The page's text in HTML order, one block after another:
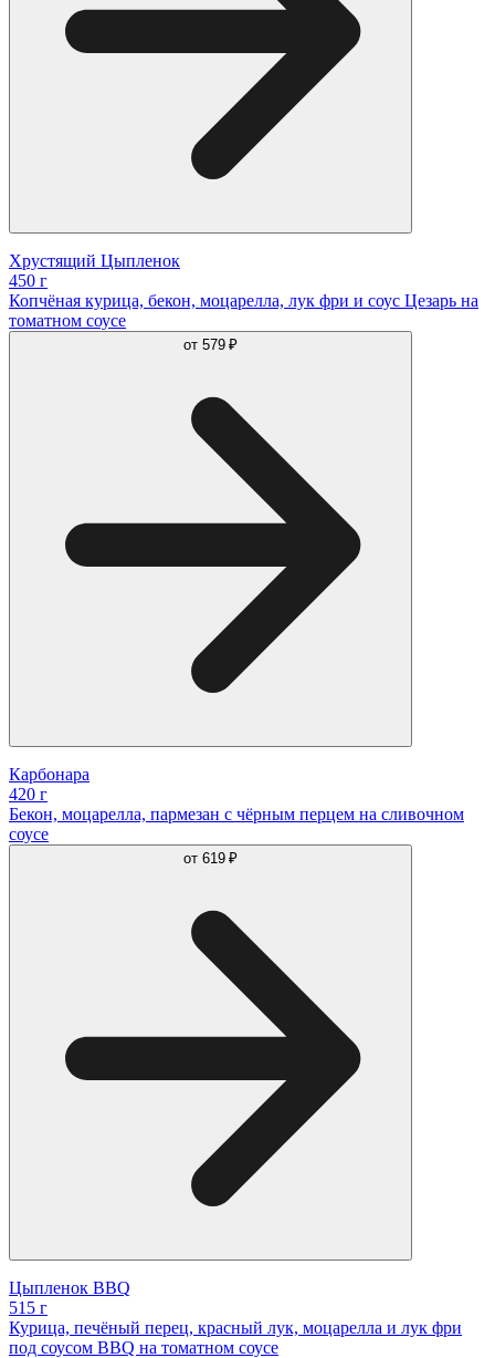
Хрустящий Цыпленок
450 г
Копчёная курица, бекон, моцарелла, лук фри и соус Цезарь на
томатном соусе
от 579 ₽
Карбонара
420 г
Бекон, моцарелла, пармезан с чёрным перцем на сливочном
соусе
от 619 ₽
Цыпленок BBQ
515 г
Курица, печёный перец, красный лук, моцарелла и лук фри
под соусом BBQ на томатном соусе